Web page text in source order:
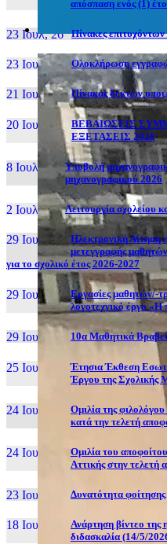
απόσπαση ενός (1)
23 Ιουλ, 26 Πίνακες επιτυχόντων
23 Ιουλ, 26 Ολοκλήρωση
21 Ιουλ, 26 Πίνακας δεκτών
20 Ιουλ, 26
ΒΕΒΑΙΩΣΕΙΣ
ΕΞΕΤΑΣΕΙΣ 2026
8 Ιουλ, 26
Υποβολή
μηχανογραφικού 2026
2 Ιουλ, 26 Λειτουργία σχολείου
29 Ιουν, 26
Ηλεκτρονική Αίτηση
μετεγγραφής
για το σχολικό έτος 2026-2027
29 Ιουν, 26
Εργασίες μαθητών/-
λογοτεχνικό έργο «Η
29 Ιουν, 26 10α Μαθητικά
25 Ιουν, 26
Έτησια Έκθεση
Έργου της Σχολικής
24 Ιουν, 26
Ομιλία της
κατά την τελετή
24 Ιουν, 26
Ομιλία του
Αττικής στην τελετή
23 Ιουν, 26 Δυνατότητα
18 Ιουν, 26
Ανάρτηση βίντεο της
διδασκαλία (14/5/